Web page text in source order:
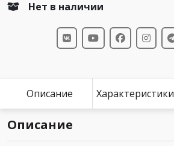
Нет в наличии
Описание Характеристики
Описание